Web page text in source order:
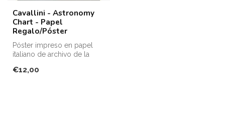
Cavallini - Astronomy
Chart - Papel
Regalo/Póster
Póster impreso en papel
italiano de archivo de la
para...
€12,00